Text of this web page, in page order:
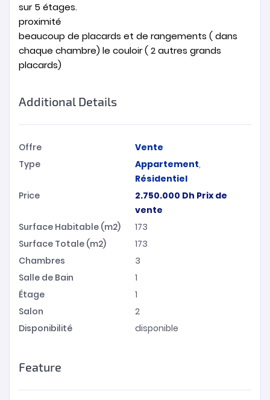
sur 5 étages.
proximité
beaucoup de placards et de rangements ( dans
chaque chambre) le couloir ( 2 autres grands
placards)
Additional Details
Offre
Vente
Type
Appartement,
Résidentiel
Price
2.750.000 Dh Prix de
vente
Surface Habitable (m2)
173
Surface Totale (m2)
173
Chambres
3
Salle de Bain
1
Étage
1
Salon
2
Disponibilité
disponible
Feature